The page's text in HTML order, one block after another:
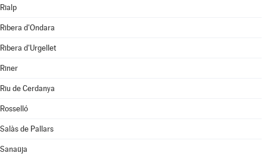
Rialp
Ribera d'Ondara
Ribera d'Urgellet
Riner
Riu de Cerdanya
Rosselló
Salàs de Pallars
Sanaüja